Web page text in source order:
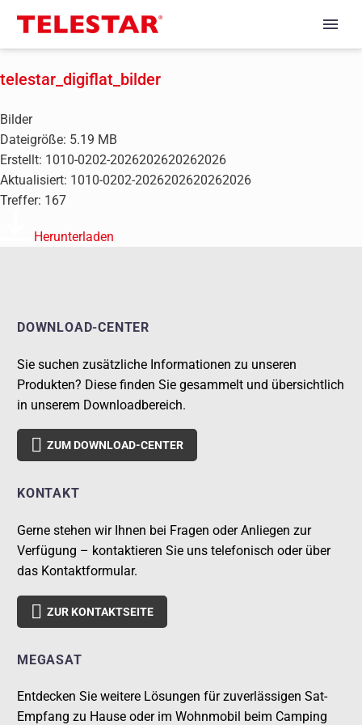
telestar_digiflat_bilder
Bilder
Dateigröße: 5.19 MB
Erstellt: 1010-0202-2026202620262026
Aktualisiert: 1010-0202-2026202620262026
Treffer: 167
Herunterladen
DOWNLOAD-CENTER
Sie suchen zusätzliche Informationen zu unseren
Produkten? Diese finden Sie gesammelt und übersichtlich
in unserem Downloadbereich.
 ZUM DOWNLOAD-CENTER
KONTAKT
Gerne stehen wir Ihnen bei Fragen oder Anliegen zur
Verfügung – kontaktieren Sie uns telefonisch oder über
das Kontaktformular.
 ZUR KONTAKTSEITE
MEGASAT
Entdecken Sie weitere Lösungen für zuverlässigen Sat-
Empfang zu Hause oder im Wohnmobil beim Camping